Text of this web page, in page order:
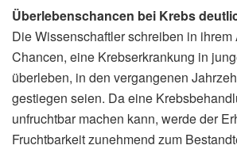
Überlebenschancen bei Krebs
Die Wissenschaftler schreiben in
Chancen, eine Krebserkrankung in
überleben, in den vergangenen
gestiegen seien. Da eine
unfruchtbar machen kann, werde der
Fruchtbarkeit zunehmend zum